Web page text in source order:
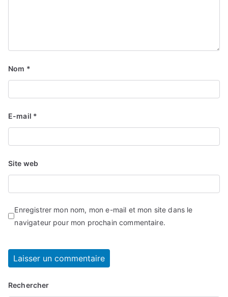
Nom *
E-mail *
Site web
Enregistrer mon nom, mon e-mail et mon site dans le
navigateur pour mon prochain commentaire.
Rechercher